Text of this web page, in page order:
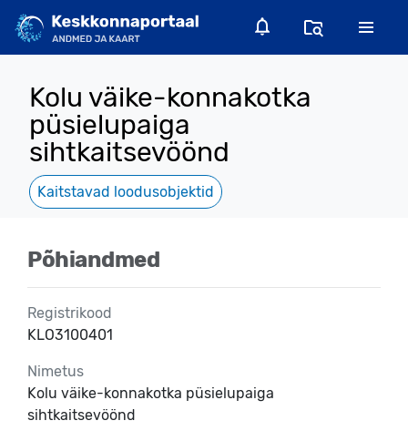
Kolu väike-konnakotka
püsielupaiga
sihtkaitsevöönd
Kaitstavad loodusobjektid
Põhiandmed
Registrikood
KLO3100401
Nimetus
Kolu väike-konnakotka püsielupaiga
sihtkaitsevöönd